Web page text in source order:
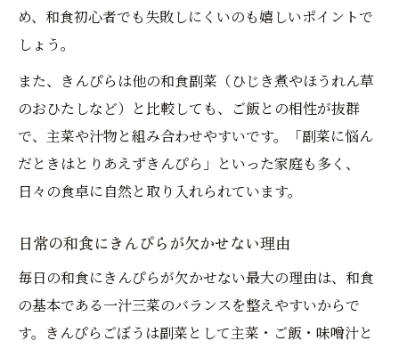
め、和食初心者でも失敗しにくいのも嬉しいポイントで
しょう。
また、きんぴらは他の和食副菜（ひじき煮やほうれん草
のおひたしなど）と比較しても、ご飯との相性が抜群
で、主菜や汁物と組み合わせやすいです。「副菜に悩ん
だときはとりあえずきんぴら」といった家庭も多く、
日々の食卓に自然と取り入れられています。
日常の和食にきんぴらが欠かせない理由
毎日の和食にきんぴらが欠かせない最大の理由は、和食
の基本である一汁三菜のバランスを整えやすいからで
す。きんぴらごぼうは副菜として主菜・ご飯・味噌汁と